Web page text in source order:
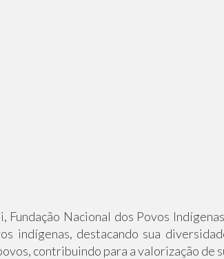
Fundação Nacional dos Povos
indígenas, destacando sua
contribuindo para a valorização de